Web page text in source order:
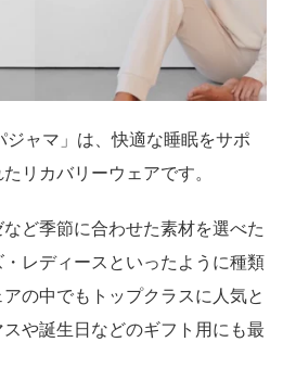
ャマ」は、快適な睡眠をサポ
リカバリーウェアです。
ど季節に合わせた素材を選べた
レディースといったように種類
の中でもトップクラスに人気と
や誕生日などのギフト用にも最